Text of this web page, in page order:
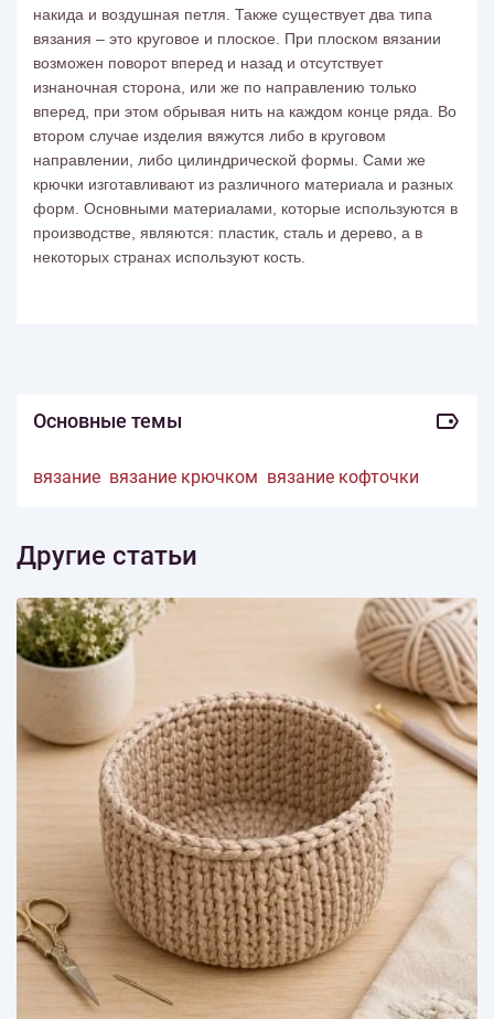
накида и воздушная петля. Также существует два типа
вязания – это круговое и плоское. При плоском вязании
возможен поворот вперед и назад и отсутствует
изнаночная сторона, или же по направлению только
вперед, при этом обрывая нить на каждом конце ряда. Во
втором случае изделия вяжутся либо в круговом
направлении, либо цилиндрической формы. Сами же
крючки изготавливают из различного материала и разных
форм. Основными материалами, которые используются в
производстве, являются: пластик, сталь и дерево, а в
некоторых странах используют кость.
Основные темы
вязание вязание крючком вязание кофточки
Другие статьи